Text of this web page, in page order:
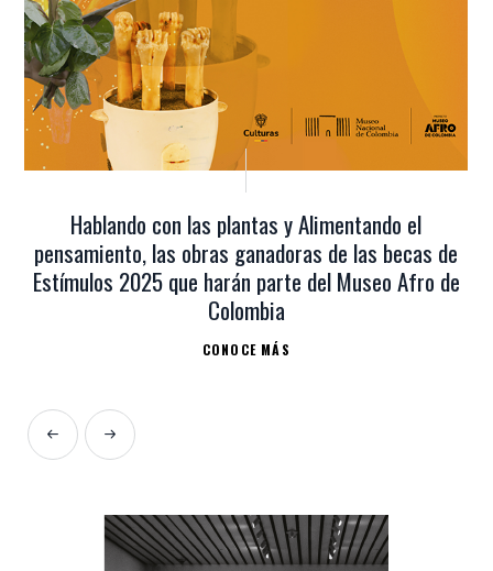
Hablando con las plantas y Alimentando el
pensamiento, las obras ganadoras de las becas de
Estímulos 2025 que harán parte del Museo Afro de
Colombia
CONOCE MÁS